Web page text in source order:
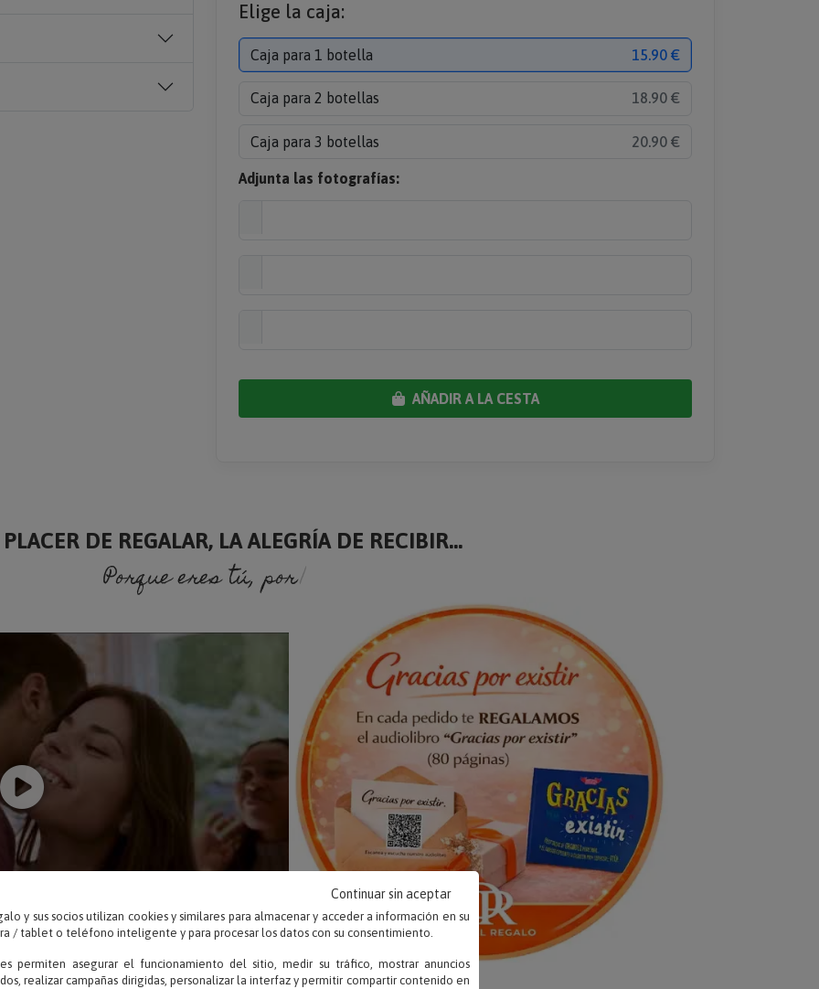
Elige la caja:
Caja para 1 botella 15.90 €
Caja para 2 botellas 18.90 €
Caja para 3 botellas 20.90 €
Adjunta las fotografías:
AÑADIR A LA CESTA
DE REGALAR, LA ALEGRÍA DE RECIBIR...
Porque eres tú, porque soy yo.
y sus socios utilizan cookies y similares para almacenar y acceder a información en su
/ tablet o teléfono inteligente y para procesar los datos con su consentimiento.
permiten asegurar el funcionamiento del sitio, medir su tráfico, mostrar anuncios
realizar campañas dirigidas, personalizar la interfaz y permitir compartir contenido en
Continuar sin aceptar